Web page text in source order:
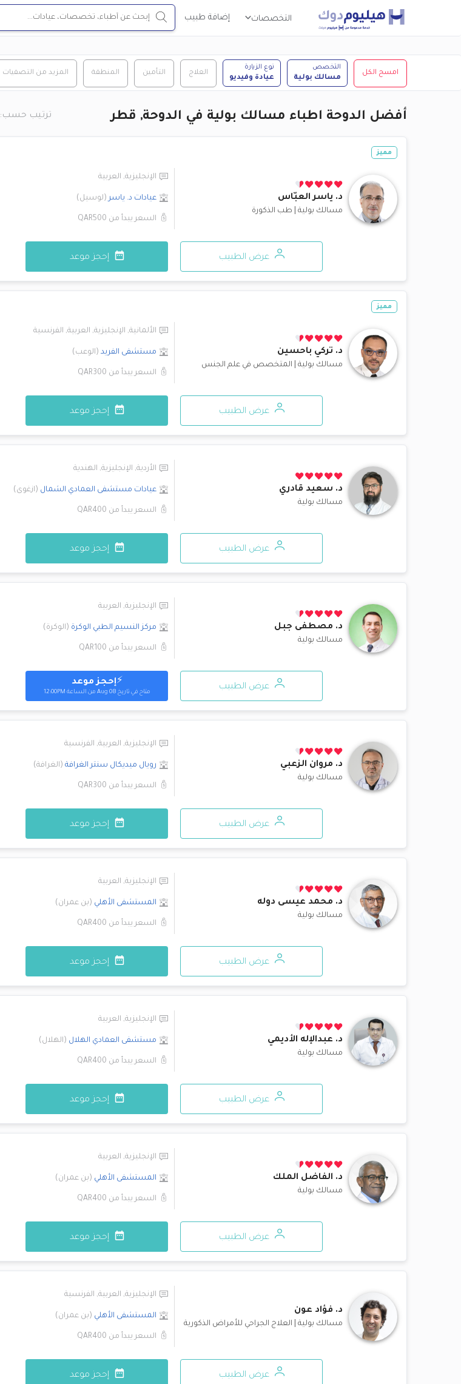
التخصصات إضافة طبيب
امسح الكل
التخصص
مسالك بولية
نوع الزيارة
عيادة وفيديو
العلاج التأمين المنطقة المزيد من التصفيات
ترتيب حسب: أفضل الدوحة اطباء مسالك بولية في الدوحة, قطر
مميز
د. ياسر العبّاس
مسالك بولية طب الذكورة
الإنجليزية, العربية
عيادات د. ياسر (لوسيل)
السعر يبدأ من QAR500
عرض الطبيب إحجز موعد
مميز
د. تركي باحسين
مسالك بولية المتخصص في علم الجنس
الألمانية, الإنجليزية, العربية, الفرنسية
مستشفى الفريد (الوعب)
السعر يبدأ من QAR300
عرض الطبيب إحجز موعد
د. سعيد قادري
مسالك بولية
الأردية, الإنجليزية, الهندية
عيادات مستشفى العمادي الشمال (ازغوى)
السعر يبدأ من QAR400
عرض الطبيب إحجز موعد
د. مصطفى جبل
مسالك بولية
الإنجليزية, العربية
مركز النسيم الطبي الوكرة (الوكرة)
السعر يبدأ من QAR100
عرض الطبيب
⚡إحجز موعد
متاح في تاريخ Aug 08 من الساعة 12:00PM
د. مروان الزعبي
مسالك بولية
الإنجليزية, العربية, الفرنسية
رويال ميديكال سنتر الغرافة (الغرافة)
السعر يبدأ من QAR300
عرض الطبيب إحجز موعد
د. محمد عيسى دوله
مسالك بولية
الإنجليزية, العربية
المستشفى الأهلي (بن عمران)
السعر يبدأ من QAR400
عرض الطبيب إحجز موعد
د. عبدالإله الأديمي
مسالك بولية
الإنجليزية, العربية
مستشفى العمادي الهلال (الهلال)
السعر يبدأ من QAR400
عرض الطبيب إحجز موعد
د. الفاضل الملك
مسالك بولية
الإنجليزية, العربية
المستشفى الأهلي (بن عمران)
السعر يبدأ من QAR400
عرض الطبيب إحجز موعد
د. فؤاد عون
مسالك بولية العلاج الجراحي للأمراض الذكورية
الإنجليزية, العربية, الفرنسية
المستشفى الأهلي (بن عمران)
السعر يبدأ من QAR400
عرض الطبيب إحجز موعد